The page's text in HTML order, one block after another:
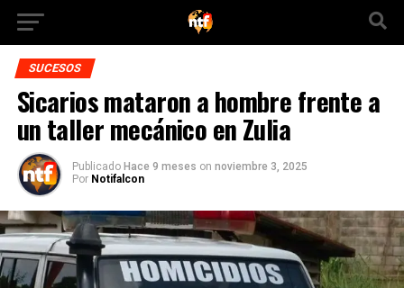
SUCESOS
Sicarios mataron a hombre frente a
un taller mecánico en Zulia
Publicado Hace 9 meses on noviembre 3, 2025
Por Notifalcon